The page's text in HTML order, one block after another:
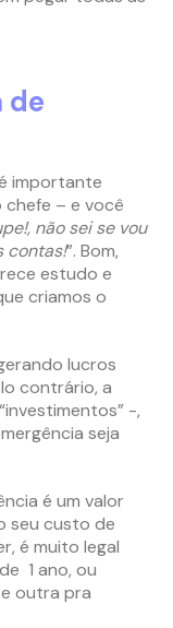
de
importante
– e você
não sei se vou
contas!”. Bom,
estudo e
criamos o
lucros
contrário, a
-,
seja
é um valor
seu custo de
é muito legal
1 ano, ou
outra pra